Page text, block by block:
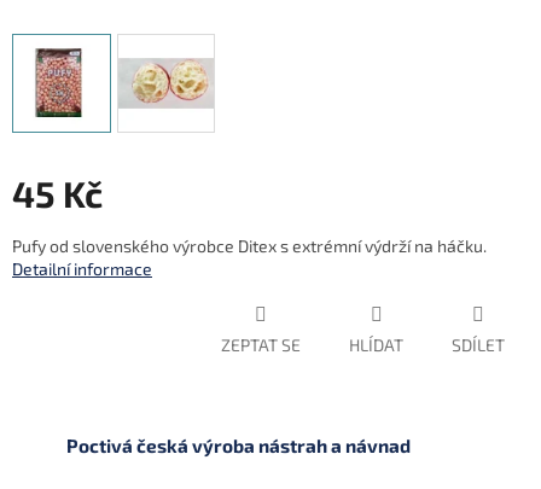
45 Kč
cena:
Pufy od slovenského výrobce Ditex s extrémní výdrží na háčku.
Detailní informace
ZEPTAT SE HLÍDAT SDÍLET
Poctivá česká výroba nástrah a návnad